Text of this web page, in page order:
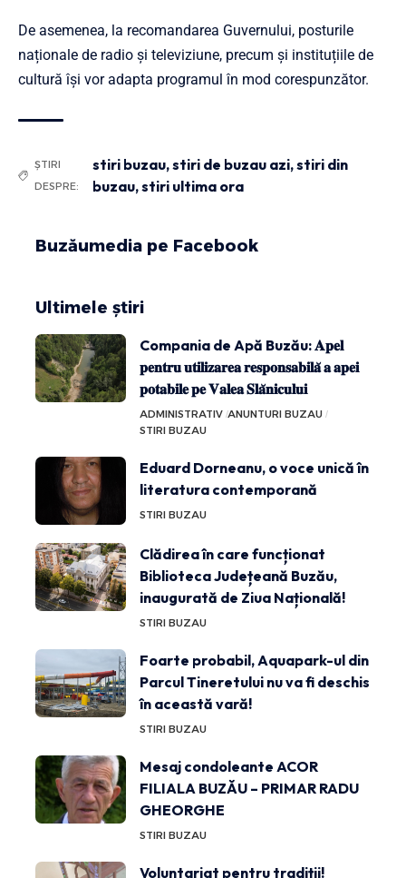
De asemenea, la recomandarea Guvernului, posturile
naționale de radio și televiziune, precum și instituțiile de
cultură își vor adapta programul în mod corespunzător.
ȘTIRI
DESPRE:
stiri buzau,stiri de buzau azi,stiri din
buzau,stiri ultima ora
Buzăumedia pe Facebook
Ultimele știri
Compania de Apă Buzău: 𝐀𝐩𝐞𝐥
𝐩𝐞𝐧𝐭𝐫𝐮 𝐮𝐭𝐢𝐥𝐢𝐳𝐚𝐫𝐞𝐚 𝐫𝐞𝐬𝐩𝐨𝐧𝐬𝐚𝐛𝐢𝐥𝐚̆ 𝐚 𝐚𝐩𝐞𝐢
𝐩𝐨𝐭𝐚𝐛𝐢𝐥𝐞 𝐩𝐞 𝐕𝐚𝐥𝐞𝐚 𝐒𝐥𝐚̆𝐧𝐢𝐜𝐮𝐥𝐮𝐢
ADMINISTRATIV ANUNTURI BUZAU
STIRI BUZAU
Eduard Dorneanu, o voce unică în
literatura contemporană
STIRI BUZAU
Clădirea în care funcționat
Biblioteca Județeană Buzău,
inaugurată de Ziua Națională!
STIRI BUZAU
Foarte probabil, Aquapark-ul din
Parcul Tineretului nu va fi deschis
în această vară!
STIRI BUZAU
Mesaj condoleante ACOR
FILIALA BUZĂU – PRIMAR RADU
GHEORGHE
STIRI BUZAU
Voluntariat pentru tradiții!